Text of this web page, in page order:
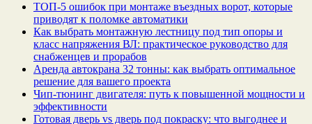
ТОП-5 ошибок при монтаже въездных ворот, которые
приводят к поломке автоматики
Как выбрать монтажную лестницу под тип опоры и
класс напряжения ВЛ: практическое руководство для
снабженцев и прорабов
Аренда автокрана 32 тонны: как выбрать оптимальное
решение для вашего проекта
Чип‑тюнинг двигателя: путь к повышенной мощности и
эффективности
Готовая дверь vs дверь под покраску: что выгоднее и